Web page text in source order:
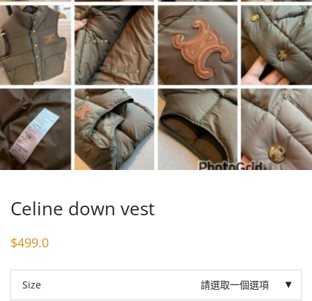
Celine down vest
$499.0
Size 請選取一個選項